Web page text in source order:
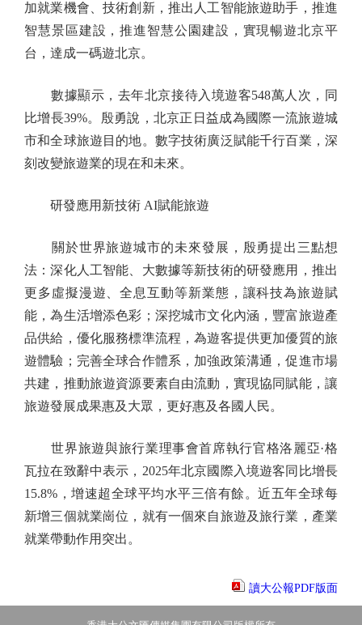
加就業機會、技術創新，推出人工智能旅遊助手，推進
智慧景區建設，推進智慧公園建設，實現暢遊北京平
台，達成一碼遊北京。
數據顯示，去年北京接待入境遊客548萬人次，同
比增長39%。殷勇說，北京正日益成為國際一流旅遊城
市和全球旅遊目的地。數字技術廣泛賦能千行百業，深
刻改變旅遊業的現在和未來。
研發應用新技術 AI賦能旅遊
關於世界旅遊城市的未來發展，殷勇提出三點想
法：深化人工智能、大數據等新技術的研發應用，推出
更多虛擬漫遊、全息互動等新業態，讓科技為旅遊賦
能，為生活增添色彩；深挖城市文化內涵，豐富旅遊產
品供給，優化服務標準流程，為遊客提供更加優質的旅
遊體驗；完善全球合作體系，加強政策溝通，促進市場
共建，推動旅遊資源要素自由流動，實現協同賦能，讓
旅遊發展成果惠及大眾，更好惠及各國人民。
世界旅遊與旅行業理事會首席執行官格洛麗亞·格
瓦拉在致辭中表示，2025年北京國際入境遊客同比增長
15.8%，增速超全球平均水平三倍有餘。近五年全球每
新增三個就業崗位，就有一個來自旅遊及旅行業，產業
就業帶動作用突出。
讀大公報PDF版面